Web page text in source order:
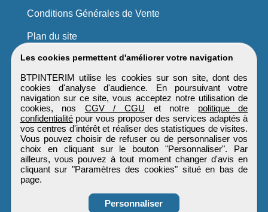
Les cookies permettent d'améliorer votre navigation
BTPINTERIM utilise les cookies sur son site, dont des
cookies d'analyse d'audience. En poursuivant votre
navigation sur ce site, vous acceptez notre utilisation de
cookies, nos CGV / CGU et notre politique de
confidentialitépour vous proposer des services adaptés à
vos centres d'intérêt et réaliser des statistiques de visites.
Vous pouvez choisir de refuser ou de personnaliser vos
choix en cliquant sur le bouton "Personnaliser". Par
ailleurs, vous pouvez à tout moment changer d'avis en
cliquant sur "Paramètres des cookies" situé en bas de
page.
Personnaliser
Conditions Générales de Vente
Plan du site